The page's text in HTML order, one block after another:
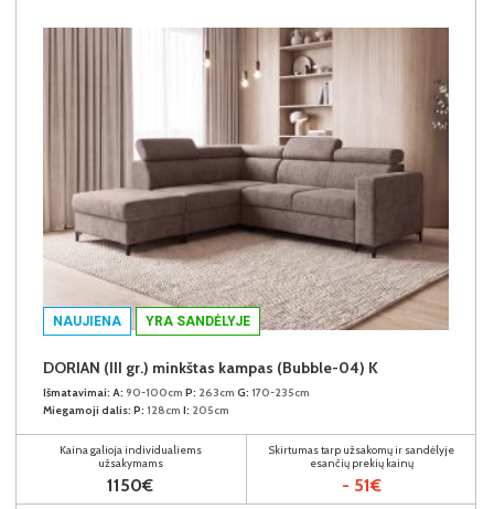
NAUJIENA YRA SANDĖLYJE
DORIAN (III gr.) minkštas kampas (Bubble-04) K
Išmatavimai: A: 90-100cm P: 263cm G: 170-235cm
Miegamoji dalis: P: 128cm I: 205cm
Kaina galioja individualiems
užsakymams
1150€
Skirtumas tarp užsakomų ir sandėlyje
esančių prekių kainų
- 51€